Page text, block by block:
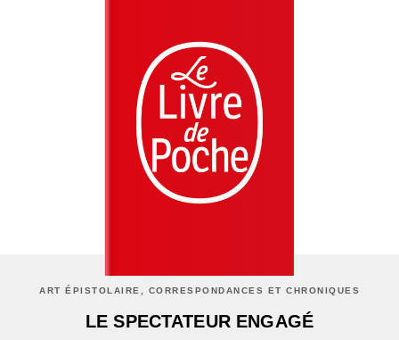
ART ÉPISTOLAIRE, CORRESPONDANCES ET CHRONIQUES
LE SPECTATEUR ENGAGÉ